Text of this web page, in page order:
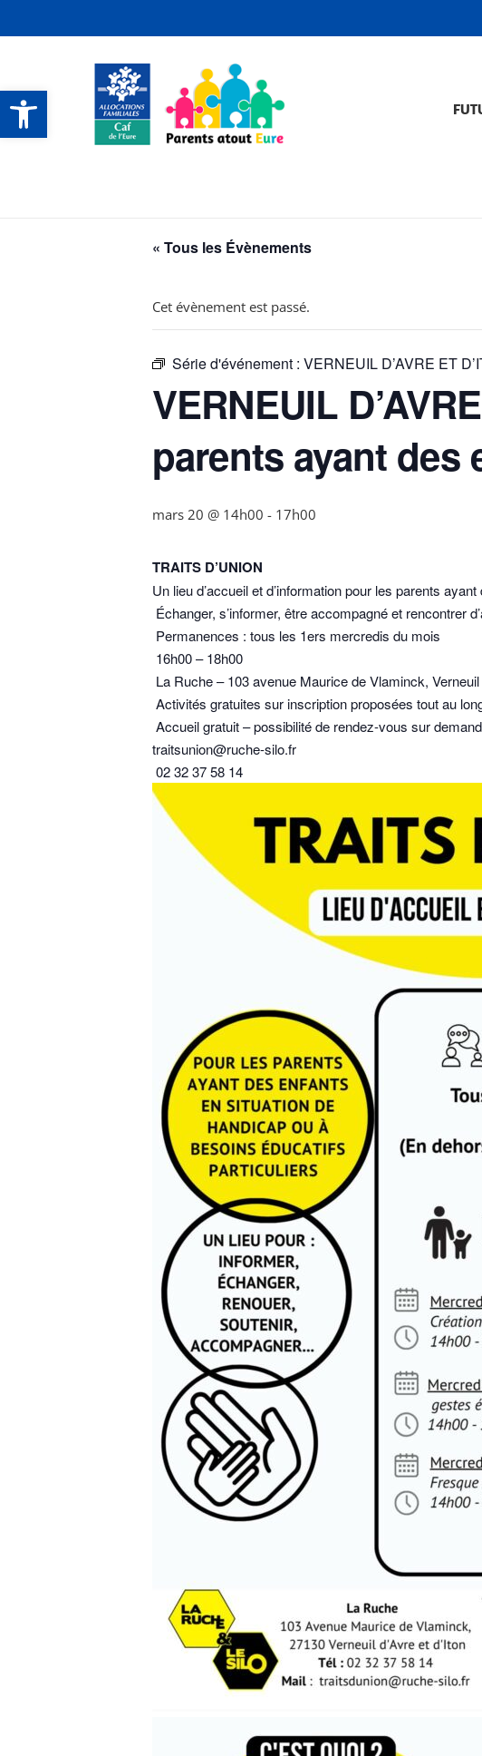
Ouvrir la barre d’outils
« Tous les Évènements
Cet évènement est passé.
Série d'événement : VERNEUIL D’AVRE ET
VERNEUIL
parents ayant
mars 20 @ 14h00 - 17h00
TRAITS D’UNION
Un lieu d’accueil et d’information pour les parents
Échanger, s’informer, être accompagné et rencontrer
Permanences : tous les 1ers mercredis du mois
16h00 – 18h00
La Ruche – 103 avenue Maurice de Vlaminck, Verneuil
Activités gratuites sur inscription proposées tout au
Accueil gratuit – possibilité de rendez-vous sur
traitsunion@ruche-silo.fr
02 32 37 58 14